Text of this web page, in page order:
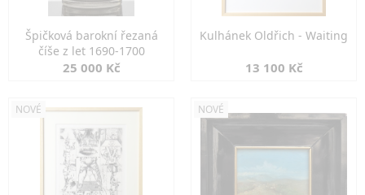
Špičková barokní řezaná
číše z let 1690-1700
25 000 Kč
Kulhánek Oldřich - Waiting
13 100 Kč
NOVÉ NOVÉ